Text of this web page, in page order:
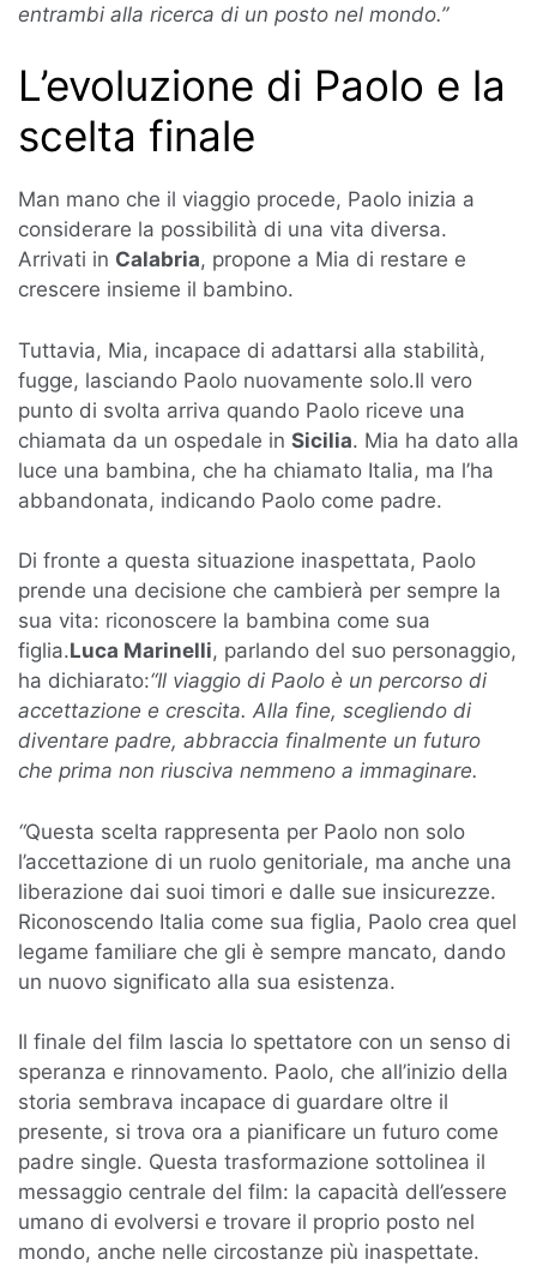
entrambi alla ricerca di un posto nel mondo.”
L’evoluzione di Paolo e la
scelta finale
Man mano che il viaggio procede, Paolo inizia a
considerare la possibilità di una vita diversa.
Arrivati in Calabria, propone a Mia di restare e
crescere insieme il bambino.
Tuttavia, Mia, incapace di adattarsi alla stabilità,
fugge, lasciando Paolo nuovamente solo.Il vero
punto di svolta arriva quando Paolo riceve una
chiamata da un ospedale in Sicilia. Mia ha dato alla
luce una bambina, che ha chiamato Italia, ma l’ha
abbandonata, indicando Paolo come padre.
Di fronte a questa situazione inaspettata, Paolo
prende una decisione che cambierà per sempre la
sua vita: riconoscere la bambina come sua
figlia.Luca Marinelli, parlando del suo personaggio,
ha dichiarato:“Il viaggio di Paolo è un percorso di
accettazione e crescita. Alla fine, scegliendo di
diventare padre, abbraccia finalmente un futuro
che prima non riusciva nemmeno a immaginare.
“Questa scelta rappresenta per Paolo non solo
l’accettazione di un ruolo genitoriale, ma anche una
liberazione dai suoi timori e dalle sue insicurezze.
Riconoscendo Italia come sua figlia, Paolo crea quel
legame familiare che gli è sempre mancato, dando
un nuovo significato alla sua esistenza.
Il finale del film lascia lo spettatore con un senso di
speranza e rinnovamento. Paolo, che all’inizio della
storia sembrava incapace di guardare oltre il
presente, si trova ora a pianificare un futuro come
padre single. Questa trasformazione sottolinea il
messaggio centrale del film: la capacità dell’essere
umano di evolversi e trovare il proprio posto nel
mondo, anche nelle circostanze più inaspettate.